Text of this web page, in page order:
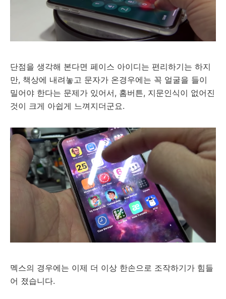
단점을 생각해 본다면 페이스 아이디는 편리하기는 하지
만, 책상에 내려놓고 문자가 온경우에는 꼭 얼굴을 들이
밀어야 한다는 문제가 있어서, 홈버튼, 지문인식이 없어진
것이 크게 아쉽게 느껴지더군요.
멕스의 경우에는 이제 더 이상 한손으로 조작하기가 힘들
어 졌습니다.